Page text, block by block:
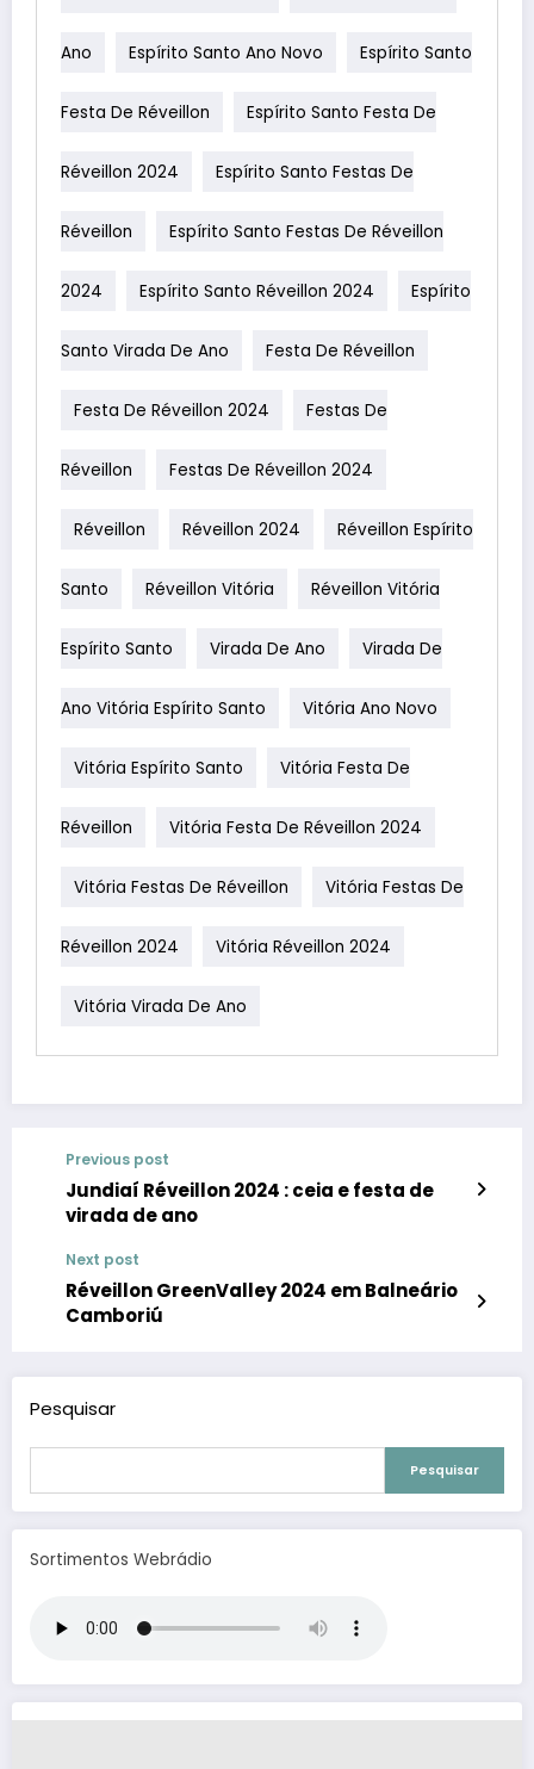
Ano Espírito Santo Ano Novo Espírito Santo
Festa De Réveillon Espírito Santo Festa De
Réveillon 2024 Espírito Santo Festas De
Réveillon Espírito Santo Festas De Réveillon
2024 Espírito Santo Réveillon 2024 Espírito
Santo Virada De Ano Festa De Réveillon
Festa De Réveillon 2024 Festas De
Réveillon Festas De Réveillon 2024
Réveillon Réveillon 2024 Réveillon Espírito
Santo Réveillon Vitória Réveillon Vitória
Espírito Santo Virada De Ano Virada De
Ano Vitória Espírito Santo Vitória Ano Novo
Vitória Espírito Santo Vitória Festa De
Réveillon Vitória Festa De Réveillon 2024
Vitória Festas De Réveillon Vitória Festas De
Réveillon 2024 Vitória Réveillon 2024
Vitória Virada De Ano
Previous post
Jundiaí Réveillon 2024 : ceia e festa de
virada de ano
Next post
Réveillon GreenValley 2024 em Balneário
Camboriú
Pesquisar
Pesquisar
Sortimentos Webrádio